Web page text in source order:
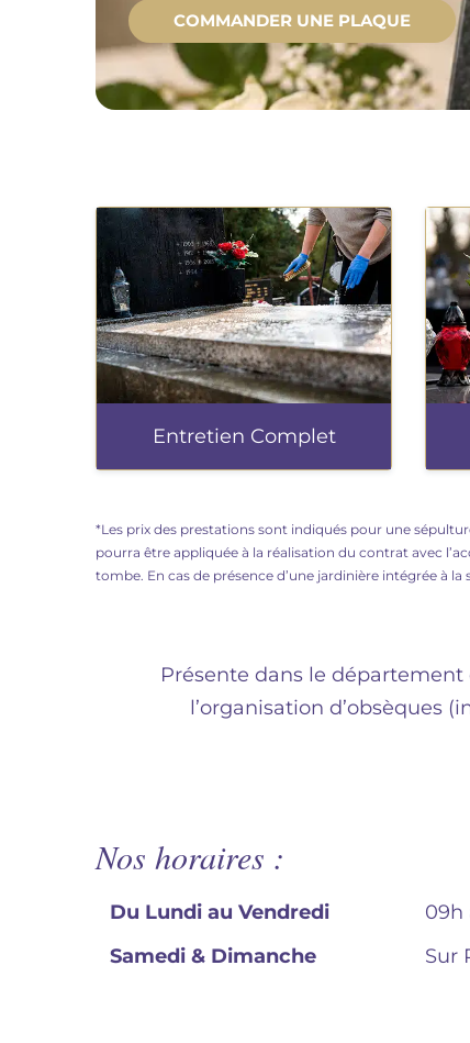
COMMANDER UNE PLAQUE
Entretien Complet
*Les prix des prestations sont indiqués pour une
pourra être appliquée à la réalisation du contrat avec
tombe. En cas de présence d’une jardinière intégrée à
Présente dans le département
l’organisation d’obsèques
Nos horaires :
Du Lundi au Vendredi
09h
Samedi & Dimanche
Sur